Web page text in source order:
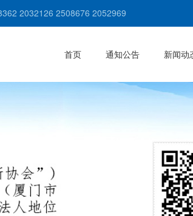
2032126 2508676 2052969
首页 通知公告 新闻动